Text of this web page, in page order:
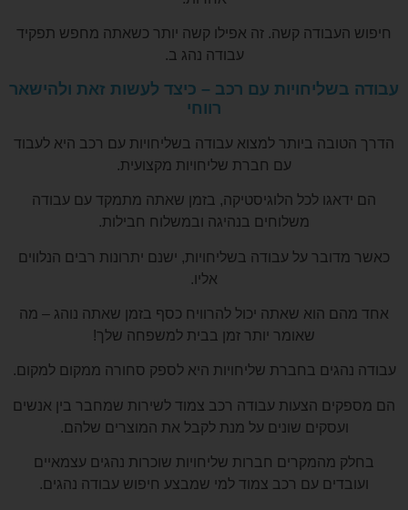
חיפוש העבודה קשה. זה אפילו קשה יותר כשאתה מחפש תפקיד
עבודה נהג ב.
עבודה בשליחויות עם רכב – כיצד לעשות זאת ולהישאר
רווחי
הדרך הטובה ביותר למצוא עבודה בשליחויות עם רכב היא לעבוד
עם חברת שליחויות מקצועית.
הם ידאגו לכל הלוגיסטיקה, בזמן שאתה מתמקד עם עבודה
משלוחים בנהיגה ובמשלוח חבילות.
כאשר מדובר על עבודה בשליחויות, ישנם יתרונות רבים הנלווים
אליו.
אחד מהם הוא שאתה יכול להרוויח כסף בזמן שאתה נוהג – מה
שאומר יותר זמן בבית למשפחה שלך!
עבודה נהגים בחברת שליחויות היא לספק סחורה ממקום למקום.
הם מספקים הצעות עבודה רכב צמוד לשירות שמחבר בין אנשים
ועסקים שונים על מנת לקבל את המוצרים שלהם.
בחלק מהמקרים חברות שליחויות שוכרות נהגים עצמאיים
ועובדים עם רכב צמוד למי שמבצע חיפוש עבודה נהגים.